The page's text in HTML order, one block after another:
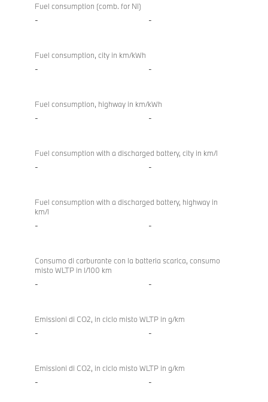
Fuel consumption (comb. for NI)
- -
Fuel consumption, city in km/kWh
- -
Fuel consumption, highway in km/kWh
- -
Fuel consumption with a discharged battery, city in km/l
- -
Fuel consumption with a discharged battery, highway in
km/l
- -
Consumo di carburante con la batteria scarica, consumo
misto WLTP in l/100 km
- -
Emissioni di CO2, in ciclo misto WLTP in g/km
- -
Emissioni di CO2, in ciclo misto WLTP in g/km
- -